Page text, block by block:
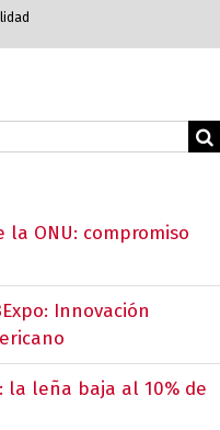
la ONU: compromiso
Innovación
leña baja al 10% de